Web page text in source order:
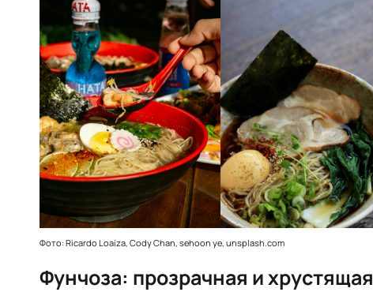
Фото: Ricardo Loaiza, Cody Chan, sehoon ye, unsplash.com
Фунчоза: прозрачная и хрустящая